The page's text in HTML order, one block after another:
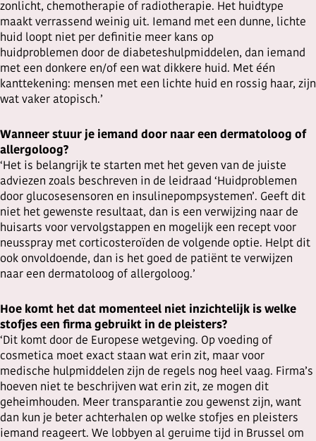
zonlicht, chemotherapie of radiotherapie. Het huidtype
maakt verrassend weinig uit. Iemand met een dunne, lichte
huid loopt niet per definitie meer kans op
huidproblemen door de diabeteshulpmiddelen, dan iemand
met een donkere en/of een wat dikkere huid. Met één
kanttekening: mensen met een lichte huid en rossig haar, zijn
wat vaker atopisch.’
Wanneer stuur je iemand door naar een dermatoloog of
allergoloog?
‘Het is belangrijk te starten met het geven van de juiste
adviezen zoals beschreven in de leidraad ‘Huidproblemen
door glucosesensoren en insulinepompsystemen’. Geeft dit
niet het gewenste resultaat, dan is een verwijzing naar de
huisarts voor vervolgstappen en mogelijk een recept voor
neusspray met corticosteroïden de volgende optie. Helpt dit
ook onvoldoende, dan is het goed de patiënt te verwijzen
naar een dermatoloog of allergoloog.’
Hoe komt het dat momenteel niet inzichtelijk is welke
stofjes een firma gebruikt in de pleisters?
‘Dit komt door de Europese wetgeving. Op voeding of
cosmetica moet exact staan wat erin zit, maar voor
medische hulpmiddelen zijn de regels nog heel vaag. Firma’s
hoeven niet te beschrijven wat erin zit, ze mogen dit
geheimhouden. Meer transparantie zou gewenst zijn, want
dan kun je beter achterhalen op welke stofjes en pleisters
iemand reageert. We lobbyen al geruime tijd in Brussel om